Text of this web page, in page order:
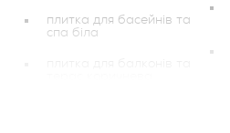
плитка для басейнів та
спа біла